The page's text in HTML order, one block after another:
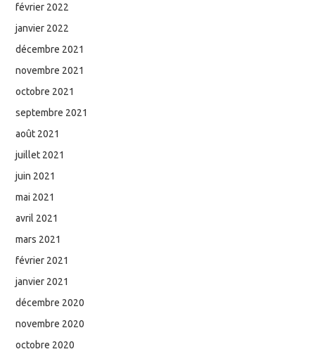
février 2022
janvier 2022
décembre 2021
novembre 2021
octobre 2021
septembre 2021
août 2021
juillet 2021
juin 2021
mai 2021
avril 2021
mars 2021
février 2021
janvier 2021
décembre 2020
novembre 2020
octobre 2020